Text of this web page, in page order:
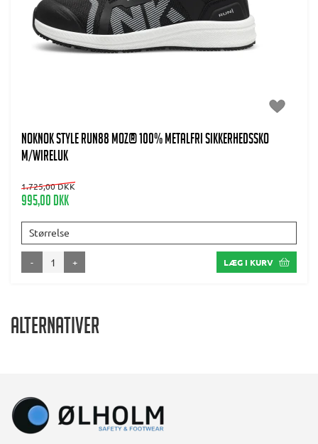
NOKNOK Style Run88 MOZ® 100% metalfri Sikkerhedssko
m/wireluk
1.725,00 DKK
995,00 DKK
Størrelse
- + LÆG I KURV
Alternativer